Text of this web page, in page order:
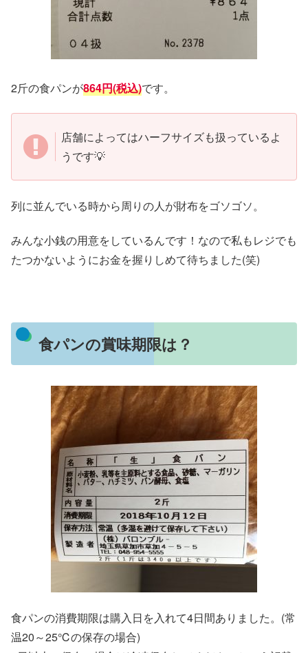
2斤の食パンが864円(税込)です。
店舗によってはハーフサイズも扱っているよ
うです💡
列に並んでいる時から周りの人が財布をゴソゴソ。
みんな小銭の用意をしているんです！なので私もレジでも
たつかないようにお金を握りしめて待ちました(笑)
食パンの賞味期限は？
食パンの消費期限は購入日を入れて4日間ありました。(常
温20～25℃の保存の場合)